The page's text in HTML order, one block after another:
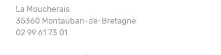
La Moucherais
35360 Montauban-de-Bretagne
02 99 61 73 01